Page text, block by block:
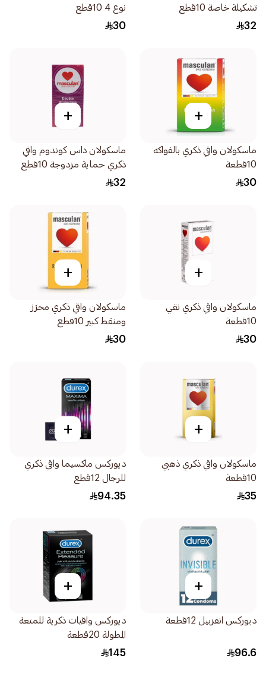
تشكيلة خاصة 10قطع
32
نوع 4 10قطع
30
+
ماسكولان واقي ذكري بالفواكه
10قطعة
30
+
ماسكولان داس كوندوم واقي
ذكري حماية مزدوجة 10قطع
32
+
ماسكولان واقي ذكري نقي
10قطعة
30
+
ماسكولان واقي ذكري محزز
ومنقط كبير 10قطع
30
+
ماسكولان واقي ذكري ذهبي
10قطعة
35
+
ديوركس ماكسيما واقي ذكري
للرجال 12قطع
94.35
+
ديوركس انفزبيل 12قطعة
96.6
+
ديوركس واقيات ذكرية للمتعة
المطولة 20قطعة
145